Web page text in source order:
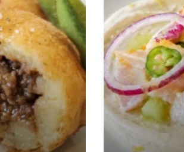
,נלווים,תוספות